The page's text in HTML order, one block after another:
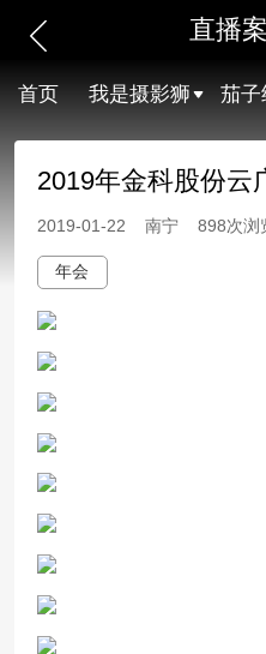
直播
首页 我是摄影狮 茄子
2019年金科股份云
2019-01-22 南宁 898次浏
年会